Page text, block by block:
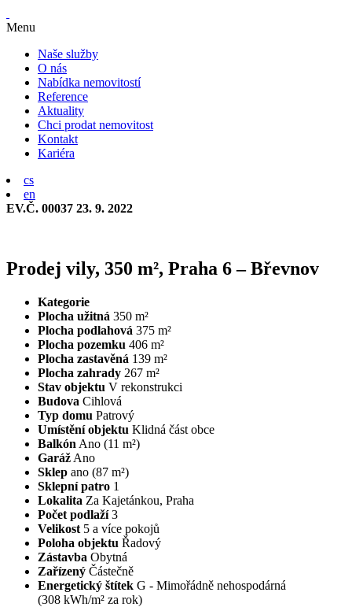
Menu
Naše služby
O nás
Nabídka nemovitostí
Reference
Aktuality
Chci prodat nemovitost
Kontakt
Kariéra
cs
en
EV.Č. 00037 23. 9. 2022
Prodej vily, 350 m², Praha 6 – Břevnov
Kategorie
Plocha užitná 350 m²
Plocha podlahová 375 m²
Plocha pozemku 406 m²
Plocha zastavěná 139 m²
Plocha zahrady 267 m²
Stav objektu V rekonstrukci
Budova Cihlová
Typ domu Patrový
Umístění objektu Klidná část obce
Balkón Ano (11 m²)
Garáž Ano
Sklep ano (87 m²)
Sklepní patro 1
Lokalita Za Kajetánkou, Praha
Počet podlaží 3
Velikost 5 a více pokojů
Poloha objektu Řadový
Zástavba Obytná
Zařízený Částečně
Energetický štítek G - Mimořádně nehospodárná
(308 kWh/m² za rok)